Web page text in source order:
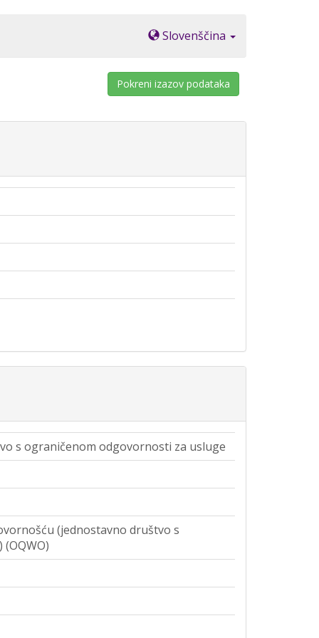
Slovenščina
Pokreni izazov podataka
s ograničenom odgovornosti za usluge
(jednostavno društvo s